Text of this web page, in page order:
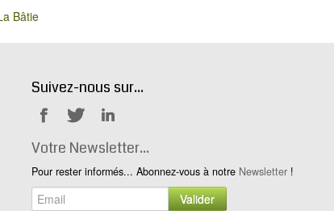
Bâtie
Suivez-nous sur...
Facebook
TwitterLinkedin
Votre Newsletter...
Pour rester informés... Abonnez-vous à notre Newsletter !
Valider